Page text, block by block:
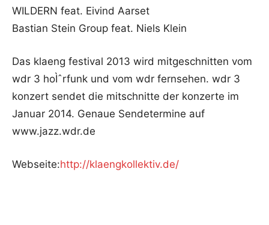
WILDERN feat. Eivind Aarset
Bastian Stein Group feat. Niels Klein
Das klaeng festival 2013 wird mitgeschnitten vom
wdr 3 hoÌˆrfunk und vom wdr fernsehen. wdr 3
konzert sendet die mitschnitte der konzerte im
Januar 2014. Genaue Sendetermine auf
www.jazz.wdr.de
Webseite:http://klaengkollektiv.de/